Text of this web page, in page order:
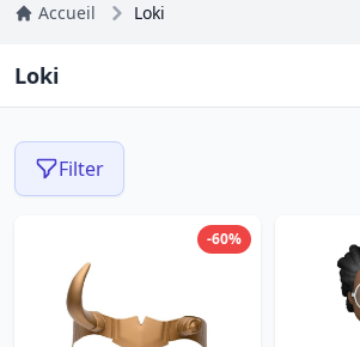
Accueil Loki
Loki
Filter
-60%